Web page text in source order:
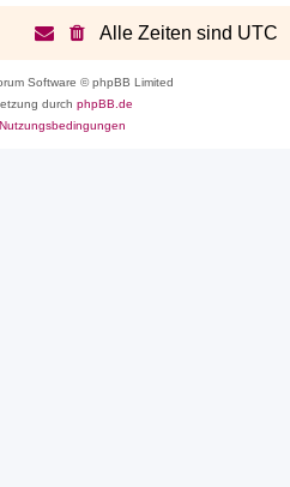
Alle Zeiten sind UTC
Software © phpBB Limited
durch phpBB.de
Nutzungsbedingungen